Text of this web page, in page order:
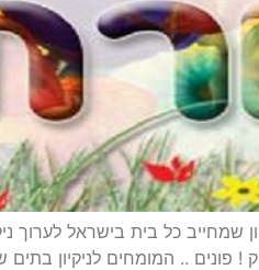
כל בית בישראל לערוך
פונים .. המומחים לניקיון